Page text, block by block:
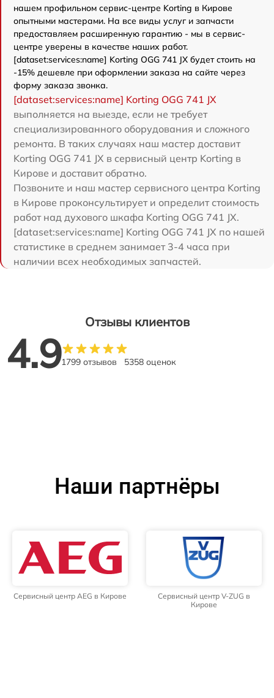
нашем профильном сервис-центре Korting в Кирове
опытными мастерами. На все виды услуг и запчасти
предоставляем расширенную гарантию - мы в сервис-
центре уверены в качестве наших работ.
[dataset:services:name] Korting OGG 741 JX будет стоить на
-15% дешевле при оформлении заказа на сайте через
форму заказа звонка.
[dataset:services:name] Korting OGG 741 JX
выполняется на выезде, если не требует
специализированного оборудования и сложного
ремонта. В таких случаях наш мастер доставит
Korting OGG 741 JX в сервисный центр Korting в
Кирове и доставит обратно.
Позвоните и наш мастер сервисного центра Korting
в Кирове проконсультирует и определит стоимость
работ над духового шкафа Korting OGG 741 JX.
[dataset:services:name] Korting OGG 741 JX по нашей
статистике в среднем занимает 3-4 часа при
наличии всех необходимых запчастей.
Отзывы клиентов
4.91799 отзывов 5358 оценок
Наши партнёры
Сервисный центр AEG в Кирове
Сервисный центр V-ZUG в
Кирове